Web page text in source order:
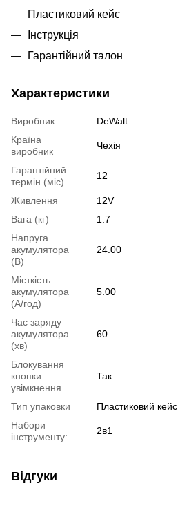
Пластиковий кейс
Інструкція
Гарантійний талон
Характеристики
Виробник
DeWalt
Країна
виробник
Чехія
Гарантійний
термін (міс)
12
Живлення
12V
Вага (кг)
1.7
Напруга
акумулятора
(В)
24.00
Місткість
акумулятора
(А/год)
5.00
Час заряду
акумулятора
(хв)
60
Блокування
кнопки
увімкнення
Так
Тип упаковки
Пластиковий кейс
Набори
інструменту:
2в1
Відгуки